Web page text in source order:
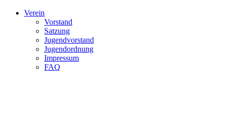
Verein
Vorstand
Satzung
Jugendvorstand
Jugendordnung
Impressum
FAQ